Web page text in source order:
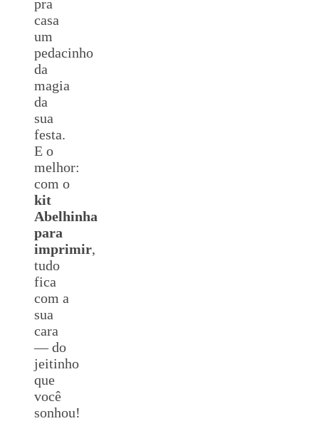
pra
casa
um
pedacinho
da
magia
da
sua
festa.
E o
melhor:
com o
kit
Abelhinha
para
imprimir,
tudo
fica
com a
sua
cara
— do
jeitinho
que
você
sonhou!